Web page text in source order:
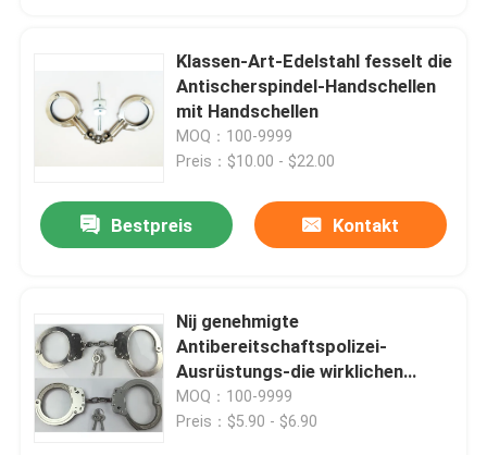
Klassen-Art-Edelstahl fesselt die
Antischerspindel-Handschellen
mit Handschellen
MOQ：100-9999
Preis：$10.00 - $22.00
Bestpreis Kontakt
Nij genehmigte
Antibereitschaftspolizei-
Ausrüstungs-die wirklichen
Spindel-Handschellen
MOQ：100-9999
Preis：$5.90 - $6.90